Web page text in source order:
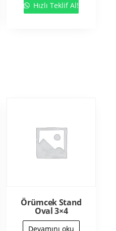
Hızlı Teklif Al!
Örümcek Stand
Oval 3×4
Devamını oku